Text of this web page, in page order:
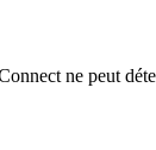
ne peut